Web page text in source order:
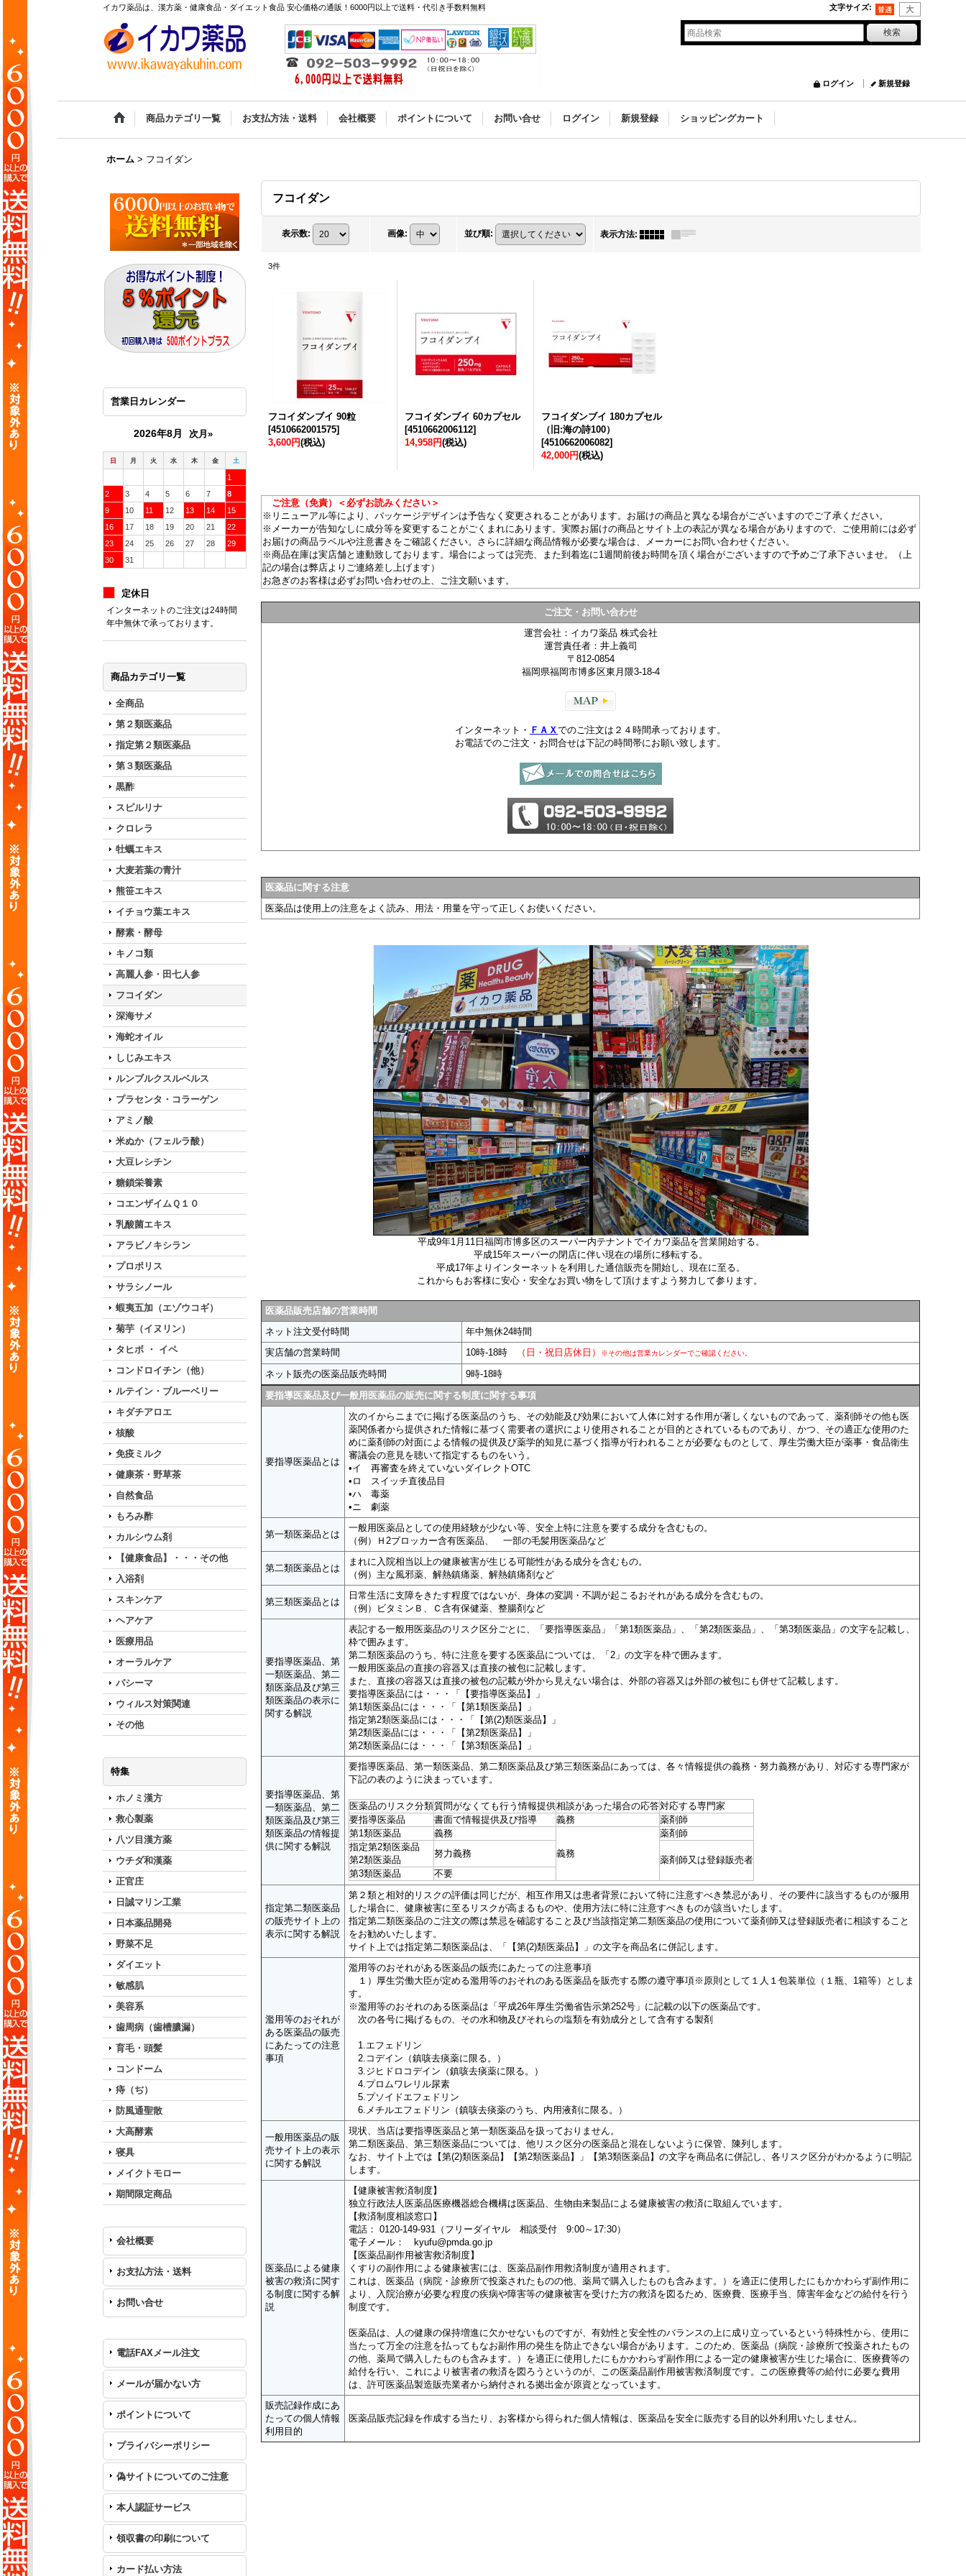
イカワ薬品は、漢方薬・健康食品・ダイエット食品 安心価格の通販！6000円以上で送料・代引き手数料無料 文字サイズ:
ログイン 新規登録
商品カテゴリ一覧 お支払方法・送料 会社概要 ポイントについて お問い合せ ログイン 新規登録 ショッピングカート
ホーム > フコイダン
営業日カレンダー
2026年8月 次月»
日 月 火 水 木 金 土
1
2
3 4 5 6 7
8
9
10 11 12 13 14
15
16
17 18 19 20 21
22
23
24 25 26 27 28
29
30
31
定休日
インターネットのご注文は24時間
年中無休で承っております。
商品カテゴリ一覧
全商品
第２類医薬品
指定第２類医薬品
第３類医薬品
黒酢
スピルリナ
クロレラ
牡蠣エキス
大麦若葉の青汁
熊笹エキス
イチョウ葉エキス
酵素・酵母
キノコ類
高麗人参・田七人参
フコイダン
深海サメ
海蛇オイル
しじみエキス
ルンブルクスルベルス
プラセンタ・コラーゲン
アミノ酸
米ぬか（フェルラ酸）
大豆レシチン
糖鎖栄養素
コエンザイムＱ１０
乳酸菌エキス
アラビノキシラン
プロポリス
サラシノール
蝦夷五加（エゾウコギ）
菊芋（イヌリン）
タヒボ ・ イペ
コンドロイチン（他）
ルテイン・ブルーベリー
キダチアロエ
核酸
免疫ミルク
健康茶・野草茶
自然食品
もろみ酢
カルシウム剤
【健康食品】・・・その他
入浴剤
スキンケア
ヘアケア
医療用品
オーラルケア
パシーマ
ウィルス対策関連
その他
特集
ホノミ漢方
救心製薬
八ツ目漢方薬
ウチダ和漢薬
正官庄
日誠マリン工業
日本薬品開発
野菜不足
ダイエット
敏感肌
美容系
歯周病（歯槽膿漏）
育毛・頭髪
コンドーム
痔（ぢ）
防風通聖散
大高酵素
寝具
メイクトモロー
期間限定商品
会社概要
お支払方法・送料
お問い合せ
電話FAXメール注文
メールが届かない方
ポイントについて
プライバシーポリシー
偽サイトについてのご注意
本人認証サービス
領収書の印刷について
カード払い方法
フコイダン
表示数: 画像: 並び順: 表示方法:
3件
フコイダンブイ 90粒
[4510662001575]
3,600円(税込)
フコイダンブイ 60カプセル
[4510662006112]
14,958円(税込)
フコイダンブイ 180カプセル
（旧:海の詩100）
[4510662006082]
42,000円(税込)
ご注意（免責）＜必ずお読みください＞
※リニューアル等により、パッケージデザインは予告なく変更されることがあります。お届けの商品と異なる場合がございますのでご了承ください。
※メーカーが告知なしに成分等を変更することがごくまれにあります。実際お届けの商品とサイト上の表記が異なる場合がありますので、ご使用前には必ず
お届けの商品ラベルや注意書きをご確認ください。さらに詳細な商品情報が必要な場合は、メーカーにお問い合わせください。
※商品在庫は実店舗と連動致しております。場合によっては完売、また到着迄に1週間前後お時間を頂く場合がございますので予めご了承下さいませ。（上
記の場合は弊店よりご連絡差し上げます）
お急ぎのお客様は必ずお問い合わせの上、ご注文願います。
ご注文・お問い合わせ
運営会社：イカワ薬品 株式会社
運営責任者：井上義司
〒812-0854
福岡県福岡市博多区東月隈3-18-4
インターネット・ ＦＡＸでのご注文は２４時間承っております。
お電話でのご注文・お問合せは下記の時間帯にお願い致します。
医薬品に関する注意
医薬品は使用上の注意をよく読み、用法・用量を守って正しくお使いください。
平成9年1月11日福岡市博多区のスーパー内テナントでイカワ薬品を営業開始する。
平成15年スーパーの閉店に伴い現在の場所に移転する。
平成17年よりインターネットを利用した通信販売を開始し、現在に至る。
これからもお客様に安心・安全なお買い物をして頂けますよう努力して参ります。
医薬品販売店舗の営業時間
ネット注文受付時間
年中無休24時間
実店舗の営業時間
10時-18時 （日・祝日店休日） ※その他は営業カレンダーでご確認ください。
ネット販売の医薬品販売時間
9時-18時
要指導医薬品及び一般用医薬品の販売に関する制度に関する事項
要指導医薬品とは
次のイからニまでに掲げる医薬品のうち、その効能及び効果において人体に対する作用が著しくないものであって、薬剤師その他も医
薬関係者から提供された情報に基づく需要者の選択により使用されることが目的とされているものであり、かつ、その適正な使用のた
めに薬剤師の対面による情報の提供及び薬学的知見に基づく指導が行われることが必要なものとして、厚生労働大臣が薬事・食品衛生
審議会の意見を聴いて指定するものをいう。
•イ 再審査を終えていないダイレクトOTC
•ロ スイッチ直後品目
•ハ 毒薬
•ニ 劇薬
第一類医薬品とは
一般用医薬品としての使用経験が少ない等、安全上特に注意を要する成分を含むもの。
（例）Ｈ2ブロッカー含有医薬品、 一部の毛髪用医薬品など
第二類医薬品とは
まれに入院相当以上の健康被害が生じる可能性がある成分を含むもの。
（例）主な風邪薬、解熱鎮痛薬、解熱鎮痛剤など
第三類医薬品とは
日常生活に支障をきたす程度ではないが、身体の変調・不調が起こるおそれがある成分を含むもの。
（例）ビタミンＢ、Ｃ含有保健薬、整腸剤など
要指導医薬品、第
一類医薬品、第二
類医薬品及び第三
類医薬品の表示に
関する解説
表記する一般用医薬品のリスク区分ごとに、「要指導医薬品」「第1類医薬品」、「第2類医薬品」、「第3類医薬品」の文字を記載し、
枠で囲みます。
第二類医薬品のうち、特に注意を要する医薬品については、「2」の文字を枠で囲みます。
一般用医薬品の直接の容器又は直接の被包に記載します。
また、直接の容器又は直接の被包の記載が外から見えない場合は、外部の容器又は外部の被包にも併せて記載します。
要指導医薬品には・・・「【要指導医薬品】」
第1類医薬品には・・・「【第1類医薬品】」
指定第2類医薬品には・・・「【第(2)類医薬品】」
第2類医薬品には・・・「【第2類医薬品】」
第2類医薬品には・・・「【第3類医薬品】」
要指導医薬品、第
一類医薬品、第二
類医薬品及び第三
類医薬品の情報提
供に関する解説
要指導医薬品、第一類医薬品、第二類医薬品及び第三類医薬品にあっては、各々情報提供の義務・努力義務があり、対応する専門家が
下記の表のように決まっています。
医薬品のリスク分類質問がなくても行う情報提供相談があった場合の応答対応する専門家
要指導医薬品
書面で情報提供及び指導 義務
薬剤師
第1類医薬品
義務
義務
薬剤師
指定第2類医薬品
第2類医薬品
努力義務
薬剤師又は登録販売者
第3類医薬品
不要
指定第二類医薬品
の販売サイト上の
表示に関する解説
第２類と相対的リスクの評価は同じだが、相互作用又は患者背景において特に注意すべき禁忌があり、その要件に該当するものが服用
した場合に、健康被害に至るリスクが高まるものや、使用方法に特に注意すべきものが該当いたします。
指定第二類医薬品のご注文の際は禁忌を確認すること及び当該指定第二類医薬品の使用について薬剤師又は登録販売者に相談すること
をお勧めいたします。
サイト上では指定第二類医薬品は、「【第(2)類医薬品】」の文字を商品名に併記します。
濫用等のおそれが
ある医薬品の販売
にあたっての注意
事項
濫用等のおそれがある医薬品の販売にあたっての注意事項
１）厚生労働大臣が定める濫用等のおそれのある医薬品を販売する際の遵守事項※原則として１人１包装単位（１瓶、1箱等）としま
す。
※濫用等のおそれのある医薬品は「平成26年厚生労働省告示第252号」に記載の以下の医薬品です。
次の各号に掲げるもの、その水和物及びそれらの塩類を有効成分として含有する製剤
1.エフェドリン
2.コデイン（鎮咳去痰薬に限る。）
3.ジヒドロコデイン（鎮咳去痰薬に限る。）
4.プロムワレリル尿素
5.プソイドエフェドリン
6.メチルエフェドリン（鎮咳去痰薬のうち、内用液剤に限る。）
一般用医薬品の販
売サイト上の表示
に関する解説
現状、当店は要指導医薬品と第一類医薬品を扱っておりません。
第二類医薬品、第三類医薬品については、他リスク区分の医薬品と混在しないように保管、陳列します。
なお、サイト上では【第(2)類医薬品】【第2類医薬品】」【第3類医薬品】の文字を商品名に併記し、各リスク区分がわかるように明記
します。
医薬品による健康
被害の救済に関す
る制度に関する解
説
【健康被害救済制度】
独立行政法人医薬品医療機器総合機構は医薬品、生物由来製品による健康被害の救済に取組んでいます。
【救済制度相談窓口】
電話： 0120-149-931（フリーダイヤル 相談受付 9:00～17:30）
電子メール： kyufu@pmda.go.jp
【医薬品副作用被害救済制度】
くすりの副作用による健康被害には、医薬品副作用救済制度が適用されます。
これは、医薬品（病院・診療所で投薬されたものの他、薬局で購入したものも含みます。）を適正に使用したにもかかわらず副作用に
より、入院治療が必要な程度の疾病や障害等の健康被害を受けた方の救済を図るため、医療費、医療手当、障害年金などの給付を行う
制度です。
医薬品は、人の健康の保持増進に欠かせないものですが、有効性と安全性のバランスの上に成り立っているという特殊性から、使用に
当たって万全の注意を払ってもなお副作用の発生を防止できない場合があります。このため、医薬品（病院・診療所で投薬されたもの
の他、薬局で購入したものも含みます。）を適正に使用したにもかかわらず副作用による一定の健康被害が生じた場合に、医療費等の
給付を行い、これにより被害者の救済を図ろうというのが、この医薬品副作用被害救済制度です。この医療費等の給付に必要な費用
は、許可医薬品製造販売業者から納付される拠出金が原資となっています。
販売記録作成にあ
たっての個人情報
利用目的
医薬品販売記録を作成する当たり、お客様から得られた個人情報は、医薬品を安全に販売する目的以外利用いたしません。